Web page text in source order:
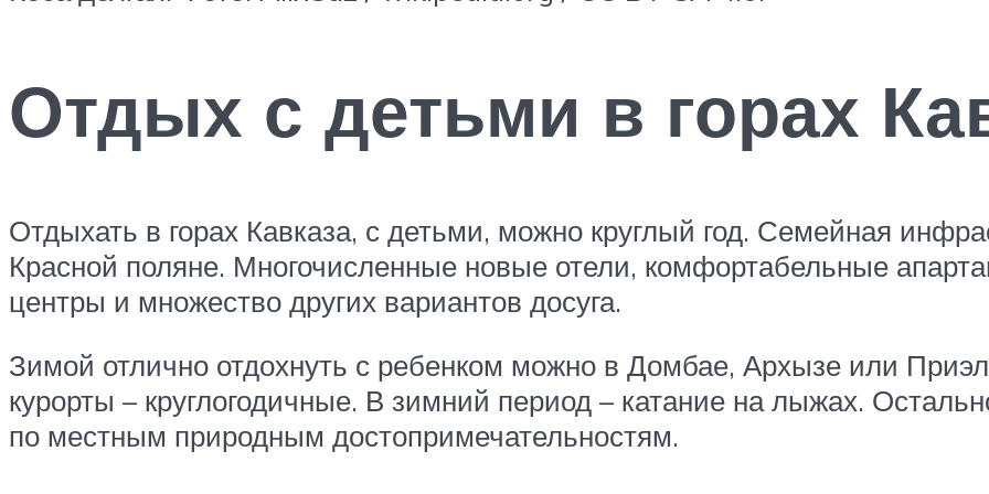
Отдых с детьми в горах
Отдыхать в горах Кавказа, с детьми, можно круглый год. Семейная
Красной поляне. Многочисленные новые отели, комфортабельные
центры и множество других вариантов досуга.
Зимой отлично отдохнуть с ребенком можно в Домбае, Архызе или
курорты – круглогодичные. В зимний период – катание на лыжах.
по местным природным достопримечательностям.